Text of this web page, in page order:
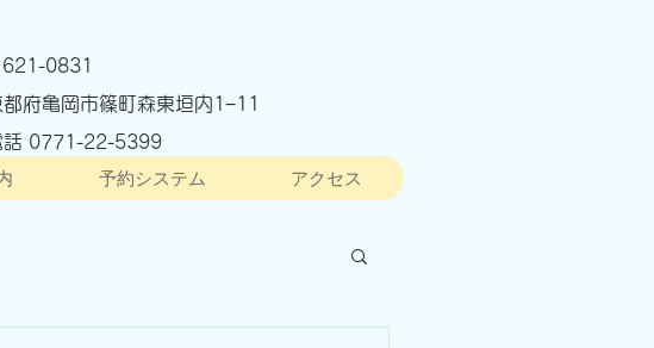
621-0831
都府亀岡市篠町森東垣内1−11
話 ​0771-22-5399
予約システム アクセス